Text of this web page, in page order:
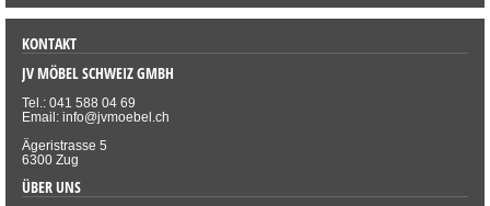
KONTAKT
JV MÖBEL SCHWEIZ GMBH
Tel.: 041 588 04 69
Email: info@jvmoebel.ch
Ägeristrasse 5
6300 Zug
ÜBER UNS